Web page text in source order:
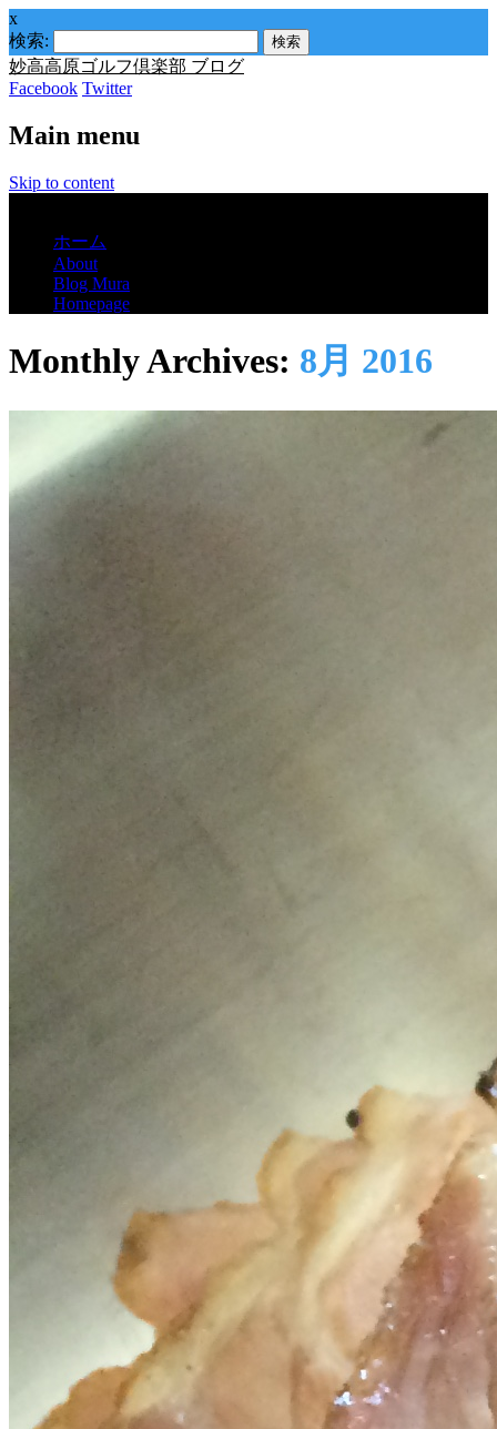
x
検索:
妙高高原ゴルフ倶楽部 ブログ
Facebook Twitter
Main menu
Skip to content
ホーム
About
Blog Mura
Homepage
Monthly Archives: 8月 2016